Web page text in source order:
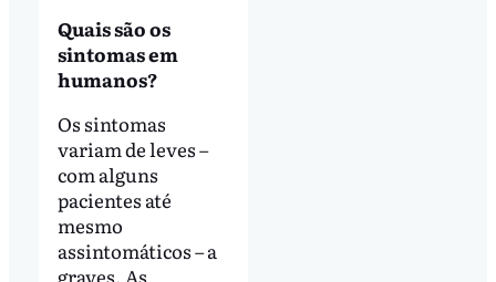
Quais são os
sintomas em
humanos?
Os sintomas
variam de leves –
com alguns
pacientes até
mesmo
assintomáticos – a
graves. As